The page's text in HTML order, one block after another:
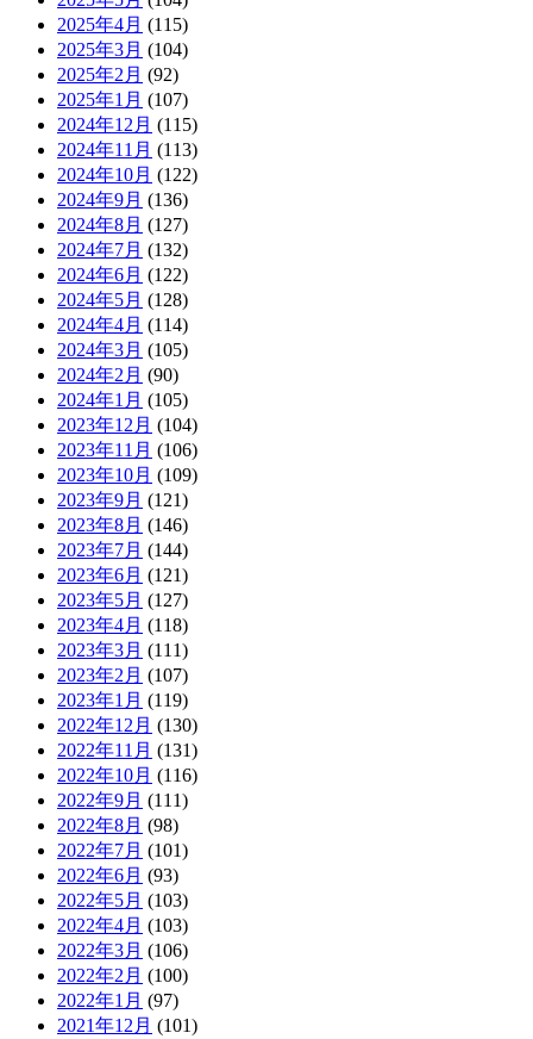
2025年4月 (115)
2025年3月 (104)
2025年2月 (92)
2025年1月 (107)
2024年12月 (115)
2024年11月 (113)
2024年10月 (122)
2024年9月 (136)
2024年8月 (127)
2024年7月 (132)
2024年6月 (122)
2024年5月 (128)
2024年4月 (114)
2024年3月 (105)
2024年2月 (90)
2024年1月 (105)
2023年12月 (104)
2023年11月 (106)
2023年10月 (109)
2023年9月 (121)
2023年8月 (146)
2023年7月 (144)
2023年6月 (121)
2023年5月 (127)
2023年4月 (118)
2023年3月 (111)
2023年2月 (107)
2023年1月 (119)
2022年12月 (130)
2022年11月 (131)
2022年10月 (116)
2022年9月 (111)
2022年8月 (98)
2022年7月 (101)
2022年6月 (93)
2022年5月 (103)
2022年4月 (103)
2022年3月 (106)
2022年2月 (100)
2022年1月 (97)
2021年12月 (101)